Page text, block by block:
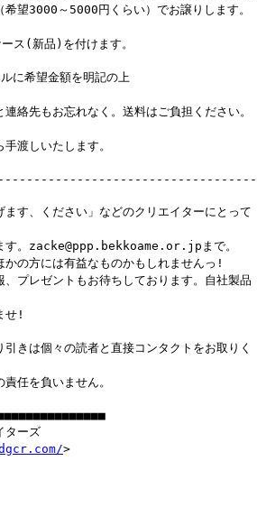
望3000～5000円くらい）でお譲りします。
ス(新品)を付けます。
に希望金額を明記の上
絡先もお忘れなく。送料はご負担ください。
渡しいたします。
ます、ください」などのクリエイターにとって
す。zacke@ppp.bekkoame.or.jpまで。
かの方には有益なものかもしれませんっ!
プレゼントもお待ちしております。自社製品
せ!
きは個々の読者と直接コンタクトをお取りく
任を負いません。
ーズ
>